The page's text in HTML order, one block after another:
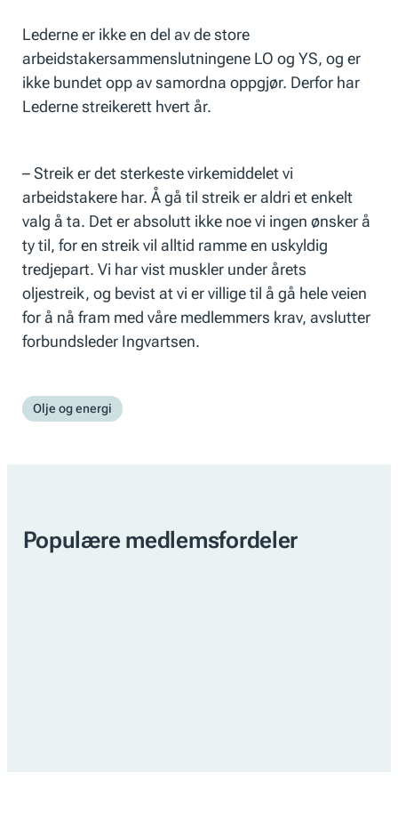
Lederne er ikke en del av de store
arbeidstakersammenslutningene LO og YS, og er
ikke bundet opp av samordna oppgjør. Derfor har
Lederne streikerett hvert år.
– Streik er det sterkeste virkemiddelet vi
arbeidstakere har. Å gå til streik er aldri et enkelt
valg å ta. Det er absolutt ikke noe vi ingen ønsker å
ty til, for en streik vil alltid ramme en uskyldig
tredjepart. Vi har vist muskler under årets
oljestreik, og bevist at vi er villige til å gå hele veien
for å nå fram med våre medlemmers krav, avslutter
forbundsleder Ingvartsen.
Olje og energi
Populære medlemsfordeler